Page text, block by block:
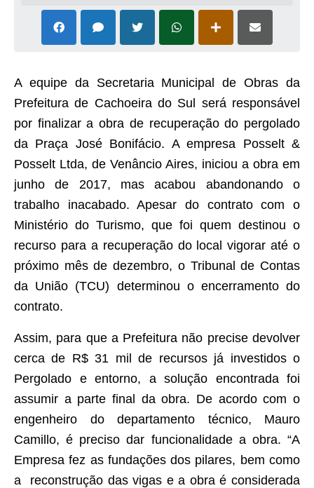
A Prefeitura
Arquivos para Download
Gabinetes e Secretarias
Contas Públicas
Links
Serviços Online
Telefones Úteis
Agenda
Notícias
Contato
A equipe da Secretaria Municipal de Obras da
Prefeitura de Cachoeira do Sul será responsável
por finalizar a obra de recuperação do pergolado
da Praça José Bonifácio. A empresa Posselt &
Posselt Ltda, de Venâncio Aires, iniciou a obra em
junho de 2017, mas acabou abandonando o
trabalho inacabado. Apesar do contrato com o
Ministério do Turismo, que foi quem destinou o
recurso para a recuperação do local vigorar até o
próximo mês de dezembro, o Tribunal de Contas
da União (TCU) determinou o encerramento do
contrato.
Assim, para que a Prefeitura não precise devolver
cerca de R$ 31 mil de recursos já investidos o
Pergolado e entorno, a solução encontrada foi
assumir a parte final da obra. De acordo com o
engenheiro do departamento técnico, Mauro
Camillo, é preciso dar funcionalidade a obra. “A
Empresa fez as fundações dos pilares, bem como
a reconstrução das vigas e a obra é considerada